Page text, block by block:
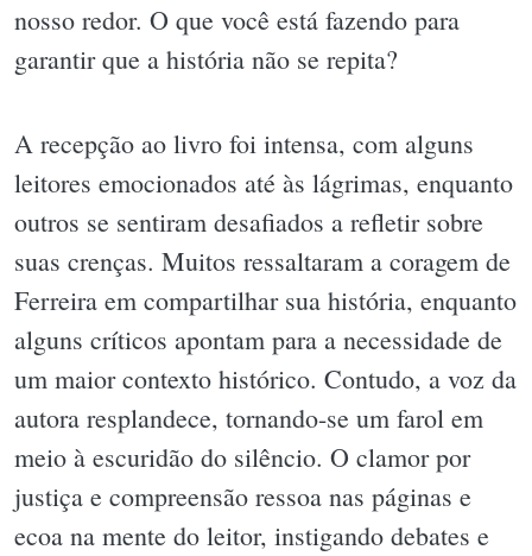
nosso redor. O que você está fazendo para
garantir que a história não se repita?
A recepção ao livro foi intensa, com alguns
leitores emocionados até às lágrimas, enquanto
outros se sentiram desafiados a refletir sobre
suas crenças. Muitos ressaltaram a coragem de
Ferreira em compartilhar sua história, enquanto
alguns críticos apontam para a necessidade de
um maior contexto histórico. Contudo, a voz da
autora resplandece, tornando-se um farol em
meio à escuridão do silêncio. O clamor por
justiça e compreensão ressoa nas páginas e
ecoa na mente do leitor, instigando debates e